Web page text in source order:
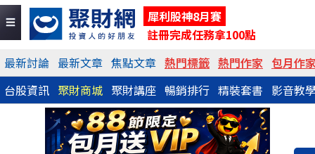
犀利股神8月賽
註冊完成任務拿100點
最新討論 最新文章 焦點文章 熱門標籤 熱門作家 包月作
台股資訊 聚財商城 聚財講座 暢銷排行 精裝套書 影音教